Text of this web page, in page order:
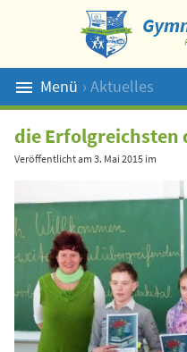
Menü › Aktuelles
Suche
die Erfolgreichsten
Veröffentlicht am 3. Mai 2015 im